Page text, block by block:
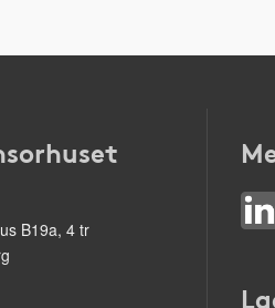
B19a, 4 tr